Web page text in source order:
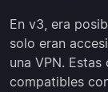
En v3, era
solo eran
una VPN.
compatibles